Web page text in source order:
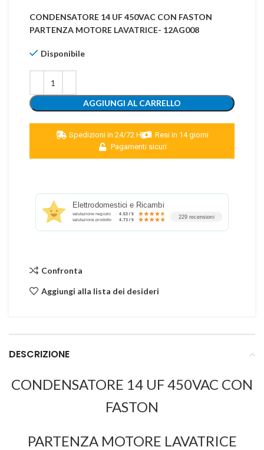
CONDENSATORE 14 UF 450VAC CON FASTON
PARTENZA MOTORE LAVATRICE- 12AG008
Disponibile
AGGIUNGI AL CARRELLO
Spedizioni in 24/72 H
Resi in 14 giorni
Pagamenti sicuri
Elettrodomestici e Ricambi
valutazione negozio 4.53 / 5
valutazione prodotto 4.73 / 5 229 recensioni
Confronta
Aggiungi alla lista dei desideri
DESCRIZIONE
CONDENSATORE 14 UF 450VAC CON
FASTON
PARTENZA MOTORE LAVATRICE